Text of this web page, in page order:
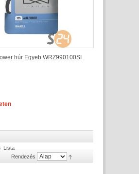
húr Egyeb WRZ990100SI
Lista
Rendezés